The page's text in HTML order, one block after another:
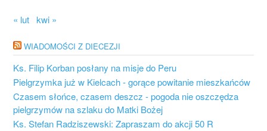
« lut kwi »
WIADOMOŚCI Z DIECEZJI
Ks. Filip Korban posłany na misje do Peru
Pielgrzymka już w Kielcach - gorące powitanie mieszkańców
Czasem słońce, czasem deszcz - pogoda nie oszczędza
pielgrzymów na szlaku do Matki Bożej
Ks. Stefan Radziszewski: Zapraszam do akcji 50 R